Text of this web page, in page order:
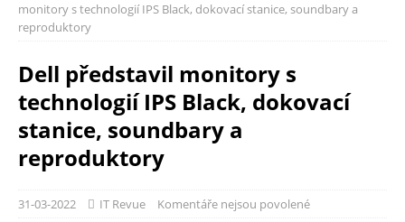
monitory s technologií IPS Black, dokovací stanice, soundbary a
reproduktory
Dell představil monitory s
technologií IPS Black, dokovací
stanice, soundbary a
reproduktory
31-03-2022 IT Revue Komentáře nejsou povolené